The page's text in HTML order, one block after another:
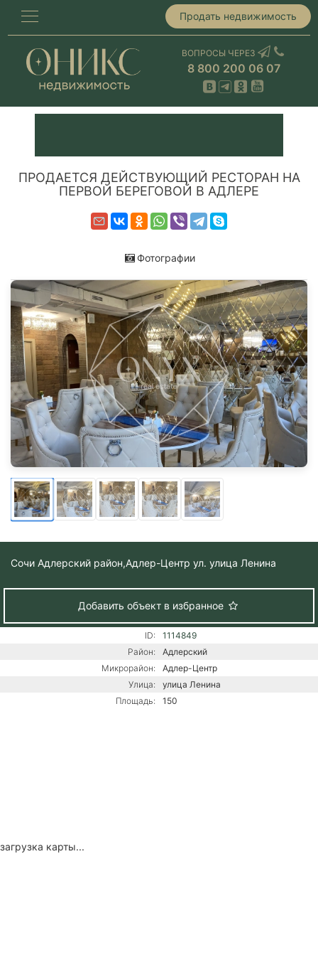
Продать недвижимость
ВОПРОСЫ ЧЕРЕЗ
8 800 200 06 07
ПРОДАЕТСЯ ДЕЙСТВУЮЩИЙ РЕСТОРАН НА
ПЕРВОЙ БЕРЕГОВОЙ В АДЛЕРЕ
Фотографии
Сочи Адлерский район,Адлер-Центр ул. улица Ленина
Добавить объект в избранное
ID:
1114849
Район:
Адлерский
Микрорайон:
Адлер-Центр
Улица:
улица Ленина
Площадь:
150
загрузка карты...